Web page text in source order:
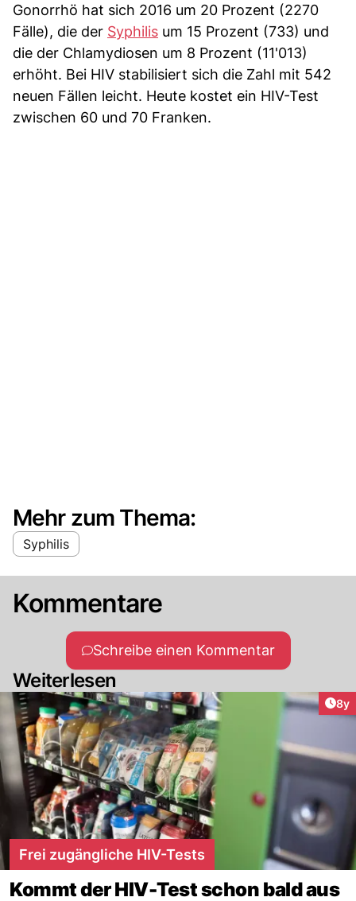
Gonorrhö hat sich 2016 um 20 Prozent (2270
Fälle), die der Syphilis um 15 Prozent (733) und
die der Chlamydiosen um 8 Prozent (11'013)
erhöht. Bei HIV stabilisiert sich die Zahl mit 542
neuen Fällen leicht. Heute kostet ein HIV-Test
zwischen 60 und 70 Franken.
Mehr zum Thema:
Syphilis
Kommentare
Schreibe einen Kommentar
Weiterlesen
8y
Frei zugängliche HIV-Tests
Kommt der HIV-Test schon bald aus